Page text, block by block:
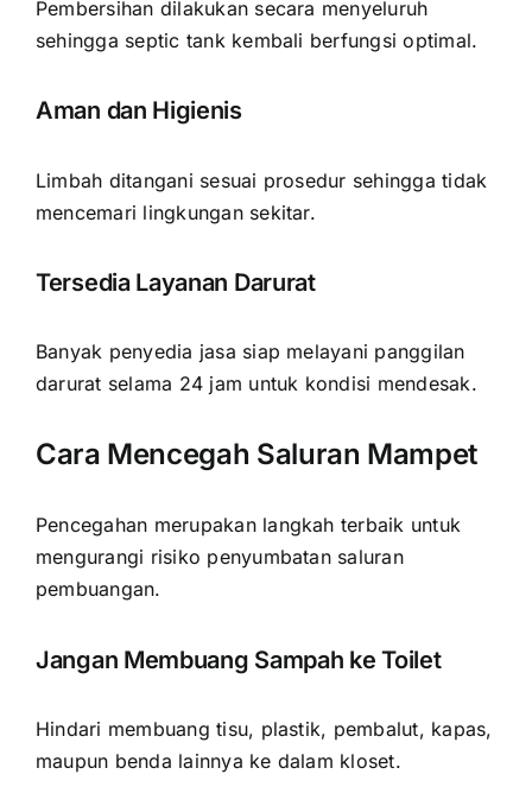
Pembersihan dilakukan secara menyeluruh
sehingga septic tank kembali berfungsi optimal.
Aman dan Higienis
Limbah ditangani sesuai prosedur sehingga tidak
mencemari lingkungan sekitar.
Tersedia Layanan Darurat
Banyak penyedia jasa siap melayani panggilan
darurat selama 24 jam untuk kondisi mendesak.
Cara Mencegah Saluran Mampet
Pencegahan merupakan langkah terbaik untuk
mengurangi risiko penyumbatan saluran
pembuangan.
Jangan Membuang Sampah ke Toilet
Hindari membuang tisu, plastik, pembalut, kapas,
maupun benda lainnya ke dalam kloset.